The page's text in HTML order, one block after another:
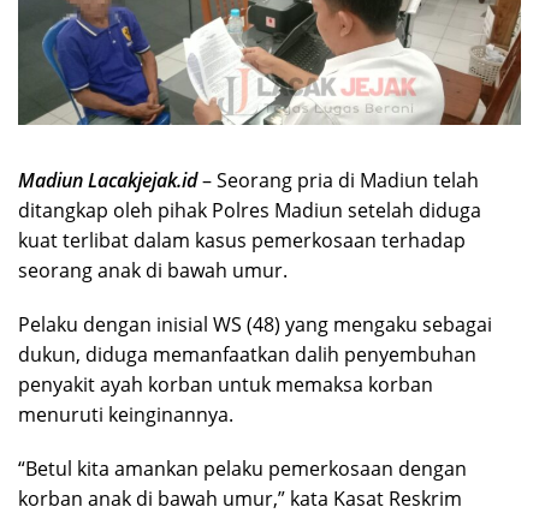
Madiun Lacakjejak.id– Seorang pria di Madiun telah
ditangkap oleh pihak Polres Madiun setelah diduga
kuat terlibat dalam kasus pemerkosaan terhadap
seorang anak di bawah umur.
Pelaku dengan inisial WS (48) yang mengaku sebagai
dukun, diduga memanfaatkan dalih penyembuhan
penyakit ayah korban untuk memaksa korban
menuruti keinginannya.
“Betul kita amankan pelaku pemerkosaan dengan
korban anak di bawah umur,” kata Kasat Reskrim